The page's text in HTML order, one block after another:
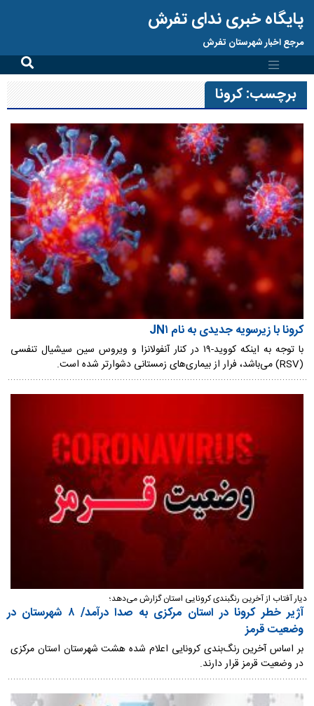
پایگاه خبری ندای تفرش
مرجع اخبار شهرستان تفرش
برچسب:کرونا
کرونا با زیرسویه جدیدی به نام JN۱
با توجه به اینکه کووید-۱۹ در کنار آنفولانزا و ویروس سین سیشیال تنفسی
(RSV) می‌باشد، فرار از بیماری‌های زمستانی دشوارتر شده است.
دیار آفتاب از آخرین رنگبندی کرونایی استان گزارش می‌دهد؛
آژیر خطر کرونا در استان مرکزی به صدا درآمد/ ۸ شهرستان در
وضعیت قرمز
بر اساس آخرین رنگ‌بندی کرونایی اعلام شده هشت شهرستان استان مرکزی
در وضعیت قرمز قرار دارند.